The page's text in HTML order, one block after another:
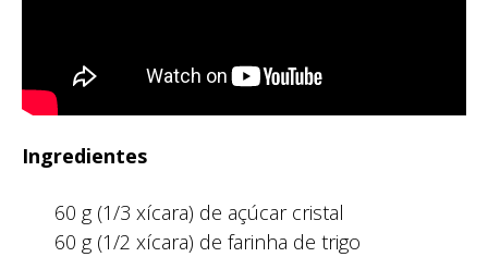
Ingredientes
60 g (1/3 xícara) de açúcar cristal
60 g (1/2 xícara) de farinha de trigo